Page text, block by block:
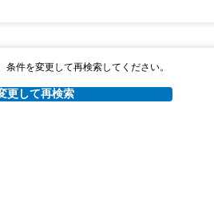
件を変更して再検索してください。
更して再検索